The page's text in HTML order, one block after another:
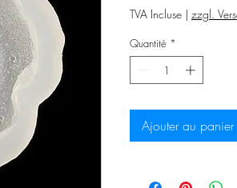
TVA Incluse | zzgl.
Quantité *
Ajouter au panier